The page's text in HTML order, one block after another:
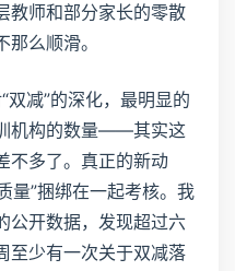
教师和部分家长的零散
么顺滑。
减”的深化，最明显的
机构的数量——其实这
不多了。真正的新动
量”捆绑在一起考核。我
公开数据，发现超过六
至少有一次关于双减落